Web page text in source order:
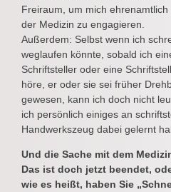
Freiraum, um mich ehrenamtlich
der Medizin zu engagieren.
Außerdem: Selbst wenn ich
weglaufen könnte, sobald ich
Schriftsteller oder eine
höre, er oder sie sei früher
gewesen, kann ich doch nicht
ich persönlich einiges an
Handwerkszeug dabei gelernt
Und die Sache mit dem
Das ist doch jetzt beendet,
wie es heißt, haben Sie